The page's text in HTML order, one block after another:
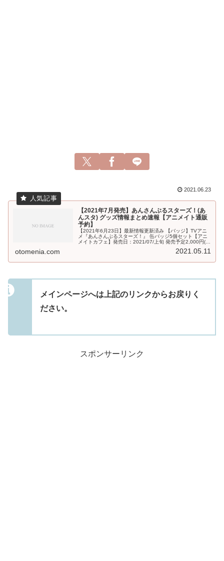
2021.06.23
【2021年7月発売】あんさんぶるスターズ！(あ
んスタ) グッズ情報まとめ速報【アニメイト通販
予約】
【2021年6月23日】最新情報更新済み 【バッジ】TVアニ
メ『あんさんぶるスターズ！』 缶バッジ5個セット【アニ
メイトカフェ】発売日：2021/07/上旬 発売予定2,000円(税
otomenia.com 2021.05.11
メインページへは上記のリンクからお戻りく
ださい。
スポンサーリンク